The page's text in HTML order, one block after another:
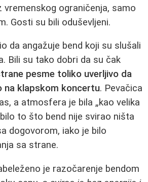
vremenskog ograničenja, samo
Gosti su bili oduševljeni.
da angažuje bend koji su slušali
Bili su tako dobri da su čak
pesme toliko uverljivo da
na klapskom koncertu. Pevačica
a atmosfera je bila „kao velika
to što bend nije svirao ništa
dogovorom, iako je bilo
sa strane.
je razočarenje bendom